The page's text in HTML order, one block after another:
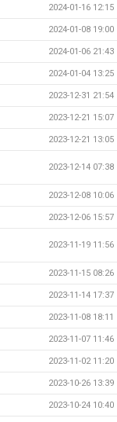
2024-01-16 12:15
2024-01-08 19:00
2024-01-06 21:43
2024-01-04 13:25
2023-12-31 21:54
2023-12-21 15:07
2023-12-21 13:05
2023-12-14 07:38
2023-12-08 10:06
2023-12-06 15:57
2023-11-19 11:56
2023-11-15 08:26
2023-11-14 17:37
2023-11-08 18:11
2023-11-07 11:46
2023-11-02 11:20
2023-10-26 13:39
2023-10-24 10:40